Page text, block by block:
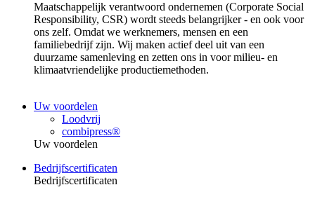
Maatschappelijk verantwoord ondernemen (Corporate Social
Responsibility, CSR) wordt steeds belangrijker - en ook voor
ons zelf. Omdat we werknemers, mensen en een
familiebedrijf zijn. Wij maken actief deel uit van een
duurzame samenleving en zetten ons in voor milieu- en
klimaatvriendelijke productiemethoden.
Uw voordelen
Loodvrij
combipress®
Uw voordelen
Bedrijfscertificaten
Bedrijfscertificaten